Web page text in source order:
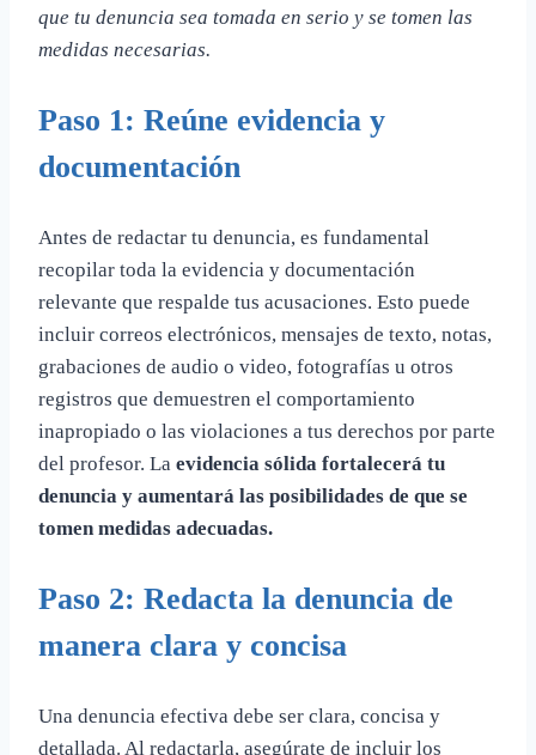
que tu denuncia sea tomada en serio y se tomen las
medidas necesarias.
Paso 1: Reúne evidencia y
documentación
Antes de redactar tu denuncia, es fundamental
recopilar toda la evidencia y documentación
relevante que respalde tus acusaciones. Esto puede
incluir correos electrónicos, mensajes de texto, notas,
grabaciones de audio o video, fotografías u otros
registros que demuestren el comportamiento
inapropiado o las violaciones a tus derechos por parte
del profesor. La evidencia sólida fortalecerá tu
denuncia y aumentará las posibilidades de que se
tomen medidas adecuadas.
Paso 2: Redacta la denuncia de
manera clara y concisa
Una denuncia efectiva debe ser clara, concisa y
detallada. Al redactarla, asegúrate de incluir los